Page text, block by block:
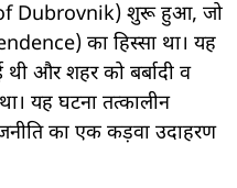
Dubrovnik) शुरू हुआ, जो
का हिस्सा था। यह
थी और शहर को बर्बादी व
यह घटना तत्कालीन
का एक कड़वा उदाहरण